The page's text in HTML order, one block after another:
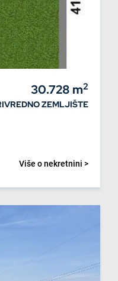
30.728 m2
ZEMLJIŠTE
Više o nekretnini >